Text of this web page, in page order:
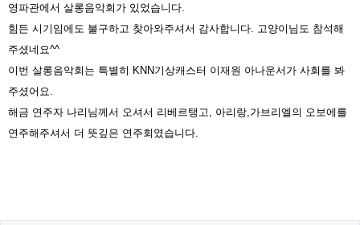
영파관에서 살롱음악회가 있었습니다.
힘든 시기임에도 불구하고 찾아와주셔서 감사합니다. 고양이님도 참석해
주셨네요^^
이번 살롱음악회는 특별히 KNN기상캐스터 이재원 아나운서가 사회를 봐
주셨어요.
해금 연주자 나리님께서 오셔서 리베르탱고, 아리랑,가브리엘의 오보에를
연주해주셔서 더 뜻깊은 연주회였습니다.